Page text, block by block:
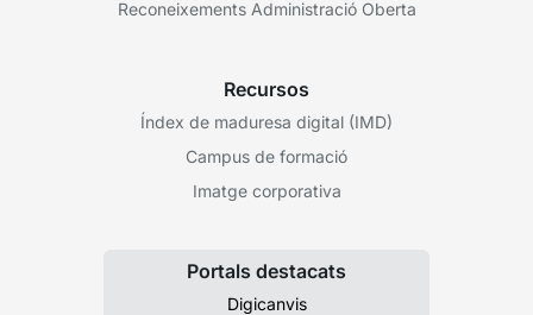
Reconeixements Administració Oberta
Recursos
Índex de maduresa digital (IMD)
Campus de formació
Imatge corporativa
Portals destacats
Digicanvis